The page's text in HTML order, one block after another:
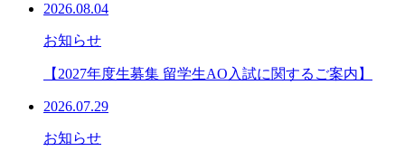
2026.08.04
お知らせ
【2027年度生募集 留学生AO入試に関するご案内】
2026.07.29
お知らせ